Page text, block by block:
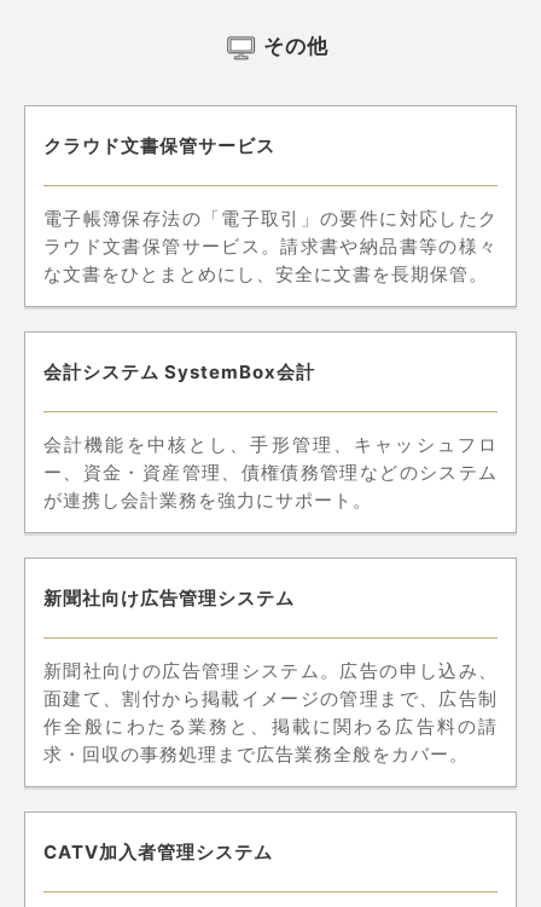
その他
クラウド文書保管サービス
電子帳簿保存法の「電子取引」の要件に対応したク
ラウド文書保管サービス。請求書や納品書等の様々
な文書をひとまとめにし、安全に文書を長期保管。
会計システム SystemBox会計
会計機能を中核とし、手形管理、キャッシュフロ
ー、資金・資産管理、債権債務管理などのシステム
が連携し会計業務を強力にサポート。
新聞社向け広告管理システム
新聞社向けの広告管理システム。広告の申し込み、
面建て、割付から掲載イメージの管理まで、広告制
作全般にわたる業務と、掲載に関わる広告料の請
求・回収の事務処理まで広告業務全般をカバー。
CATV加入者管理システム